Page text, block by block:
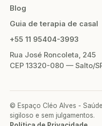
Blog
Guia de terapia de casal
+55 11 95404-3993
Rua José Roncoleta, 245
CEP 13320-080 — Salto/
© Espaço Cléo Alves -
sigiloso e sem julgamentos.